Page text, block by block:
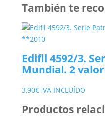
También te
Edifil 4592/3.
Mundial. 2
3,90€ IVA INCLUÍDO
Productos